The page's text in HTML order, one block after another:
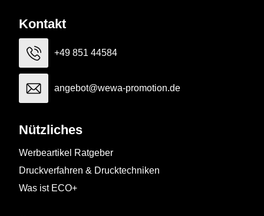
Kontakt
+49 851 44584
angebot@wewa-promotion.de
Nützliches
Werbeartikel Ratgeber
Druckverfahren & Drucktechniken
Was ist ECO+